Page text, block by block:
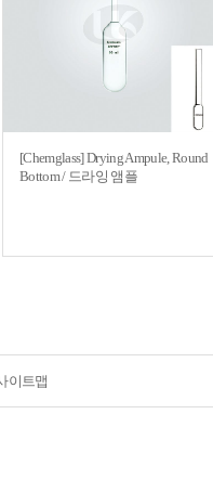
[Chemglass] Drying Ampule, Round
Bottom / 드라잉 앰플
이트맵